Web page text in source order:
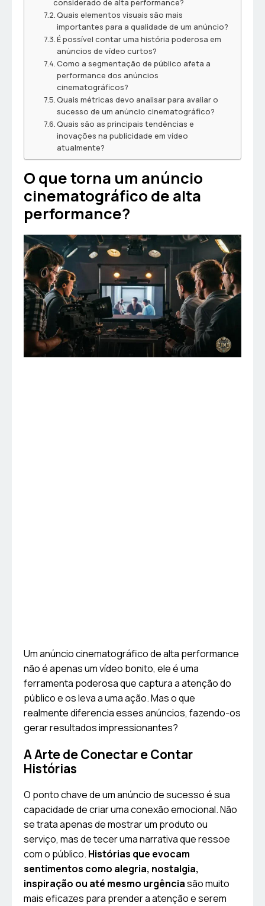
considerado de alta performance?
Quais elementos visuais são mais
importantes para a qualidade de um anúncio?
É possível contar uma história poderosa em
anúncios de vídeo curtos?
Como a segmentação de público afeta a
performance dos anúncios
cinematográficos?
Quais métricas devo analisar para avaliar o
sucesso de um anúncio cinematográfico?
Quais são as principais tendências e
inovações na publicidade em vídeo
atualmente?
O que torna um anúncio
cinematográfico de alta
performance?
Um anúncio cinematográfico de alta performance
não é apenas um vídeo bonito, ele é uma
ferramenta poderosa que captura a atenção do
público e os leva a uma ação. Mas o que
realmente diferencia esses anúncios, fazendo-os
gerar resultados impressionantes?
A Arte de Conectar e Contar
Histórias
O ponto chave de um anúncio de sucesso é sua
capacidade de criar uma conexão emocional. Não
se trata apenas de mostrar um produto ou
serviço, mas de tecer uma narrativa que ressoe
com o público. Histórias que evocam
sentimentos como alegria, nostalgia,
inspiração ou até mesmo urgênciasão muito
mais eficazes para prender a atenção e serem